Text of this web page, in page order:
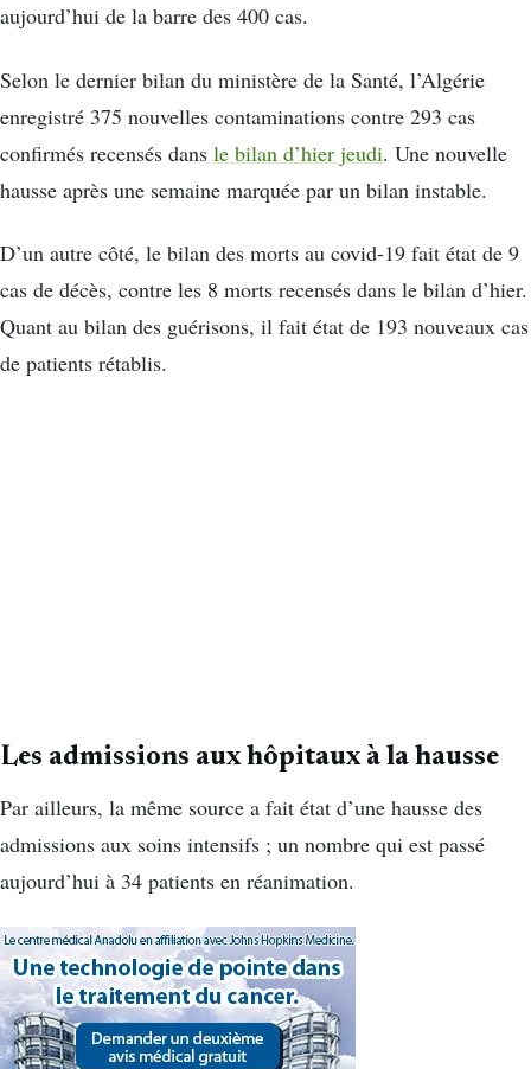
aujourd’hui de la barre des 400 cas.
Selon le dernier bilan du ministère de la Santé, l’Algérie
enregistré 375 nouvelles contaminations contre 293 cas
confirmés recensés dans le bilan d’hier jeudi. Une nouvelle
hausse après une semaine marquée par un bilan instable.
D’un autre côté, le bilan des morts au covid-19 fait état de 9
cas de décès, contre les 8 morts recensés dans le bilan d’hier.
Quant au bilan des guérisons, il fait état de 193 nouveaux cas
de patients rétablis.
Les admissions aux hôpitaux à la hausse
Par ailleurs, la même source a fait état d’une hausse des
admissions aux soins intensifs ; un nombre qui est passé
aujourd’hui à 34 patients en réanimation.